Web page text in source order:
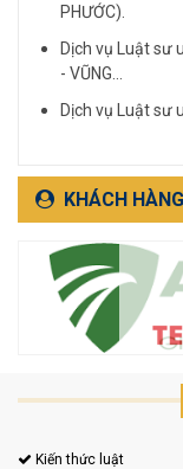
PHƯỚC).
Dịch vụ Luật sư
- VŨNG...
Dịch vụ Luật sư
Dịch vụ Luật
KHÁCH
Kiến thức luật